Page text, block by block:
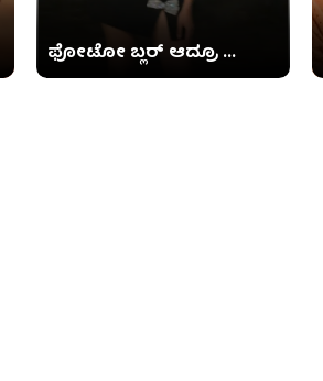
ಫೋಟೋ ಬ್ಲರ್ ಆದ್ರೂ ...